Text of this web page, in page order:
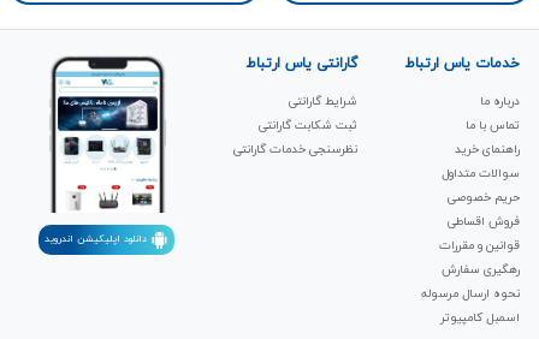
خدمات یاس ارتباط
درباره ما
تماس با ما
راهنمای خرید
سوالات متداول
حریم خصوصی
فروش اقساطی
قوانین و مقررات
رهگیری سفارش
نحوه ارسال مرسوله
اسمبل کامپیوتر
گارانتی یاس ارتباط
شرایط گارانتی
ثبت شکابت‌ گارانتی
نظرسنجی خدمات گارانتی
دانلود اپلیکیشن اندروید